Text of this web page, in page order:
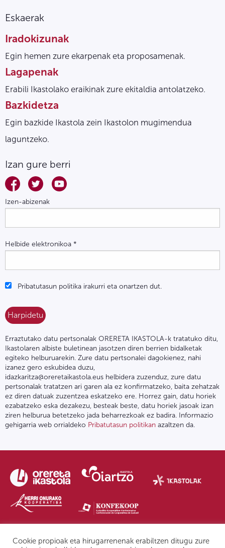
Eskaerak
Iradokizunak
Egin hemen zure ekarpenak eta proposamenak.
Lagapenak
Erabili Ikastolako eraikinak zure ekitaldia antolatzeko.
Bazkidetza
Egin bazkide Ikastola zein Ikastolon mugimendua
laguntzeko.
Izan gure berri
Izen-abizenak
Helbide elektronikoa *
Pribatutasun politika irakurri eta onartzen dut.
Erraztutako datu pertsonalak ORERETA IKASTOLA-k tratatuko ditu,
Ikastolaren albiste buletinean jasotzen diren berrien bidalketak
egiteko helburuarekin. Zure datu pertsonalei dagokienez, nahi
izanez gero eskubidea duzu,
idazkaritza@oreretaikastola.eus helbidera zuzenduz, zure datu
pertsonalak tratatzen ari garen ala ez konfirmatzeko, baita zehatzak
ez diren datuak zuzentzea eskatzeko ere. Horrez gain, datu horiek
ezabatzeko eska dezakezu, besteak beste, datu horiek jasoak izan
ziren helburua betetzeko jada beharrezkoak ez badira. Informazio
gehigarria web orrialdeko Pribatutasun politikan azaltzen da.
Cookie propioak eta hirugarrenenak erabiltzen ditugu zure